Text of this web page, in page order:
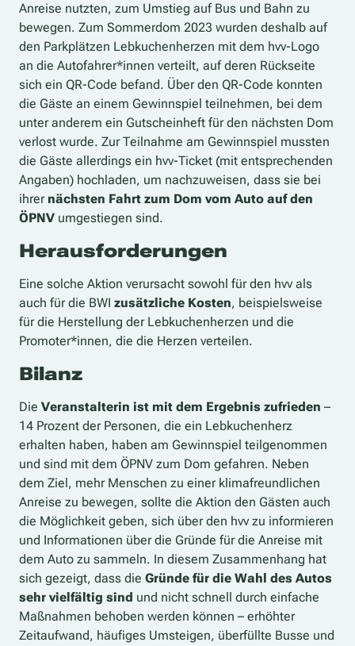
Anreise nutzten, zum Umstieg auf Bus und Bahn zu
bewegen. Zum Sommerdom 2023 wurden deshalb auf
den Parkplätzen Lebkuchenherzen mit dem hvv-Logo
an die Autofahrer*innen verteilt, auf deren Rückseite
sich ein QR-Code befand. Über den QR-Code konnten
die Gäste an einem Gewinnspiel teilnehmen, bei dem
unter anderem ein Gutscheinheft für den nächsten Dom
verlost wurde. Zur Teilnahme am Gewinnspiel mussten
die Gäste allerdings ein hvv-Ticket (mit entsprechenden
Angaben) hochladen, um nachzuweisen, dass sie bei
ihrer nächsten Fahrt zum Dom vom Auto auf den
ÖPNV umgestiegen sind.
Herausforderungen
Eine solche Aktion verursacht sowohl für den hvv als
auch für die BWI zusätzliche Kosten, beispielsweise
für die Herstellung der Lebkuchenherzen und die
Promoter*innen, die die Herzen verteilen.
Bilanz
Die Veranstalterin ist mit dem Ergebnis zufrieden –
14 Prozent der Personen, die ein Lebkuchenherz
erhalten haben, haben am Gewinnspiel teilgenommen
und sind mit dem ÖPNV zum Dom gefahren. Neben
dem Ziel, mehr Menschen zu einer klimafreundlichen
Anreise zu bewegen, sollte die Aktion den Gästen auch
die Möglichkeit geben, sich über den hvv zu informieren
und Informationen über die Gründe für die Anreise mit
dem Auto zu sammeln. In diesem Zusammenhang hat
sich gezeigt, dass die Gründe für die Wahl des Autos
sehr vielfältig sind und nicht schnell durch einfache
Maßnahmen behoben werden können – erhöhter
Zeitaufwand, häufiges Umsteigen, überfüllte Busse und